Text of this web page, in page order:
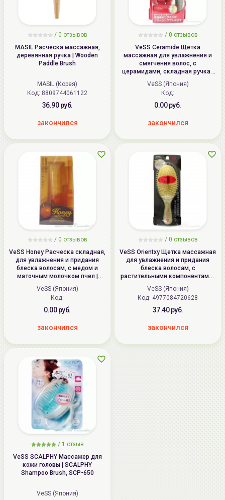
/ 0 отзывов
MASIL Расческа массажная,
деревянная ручка | Wooden
Paddle Brush
MASIL (Корея)
Код: 8809744061122
36.90 руб.
закончился
/ 0 отзывов
VeSS Ceramide Щетка
массажная для увлажнения и
смягчения волос, с
церамидами, складная ручка |
Ceramide Brush, CRM-700
VeSS (Япония)
Код:
0.00 руб.
закончился
/ 0 отзывов
VeSS Honey Расческа складная,
для увлажнения и придания
блеска волосам, с медом и
маточным молочком пчел |
Honey Brush, H-450
VeSS (Япония)
Код:
0.00 руб.
закончился
/ 0 отзывов
VeSS Orientxy Щетка массажная
для увлажнения и придания
блеска волосам, с
растительными компонентами |
Orientxy Brush, ORX-500
VeSS (Япония)
Код: 4977084720628
37.40 руб.
закончился
/ 1 отзыв
VeSS SCALPHY Массажер для
кожи головы | SCALPHY
Shampoo Brush, SCP-650
VeSS (Япония)